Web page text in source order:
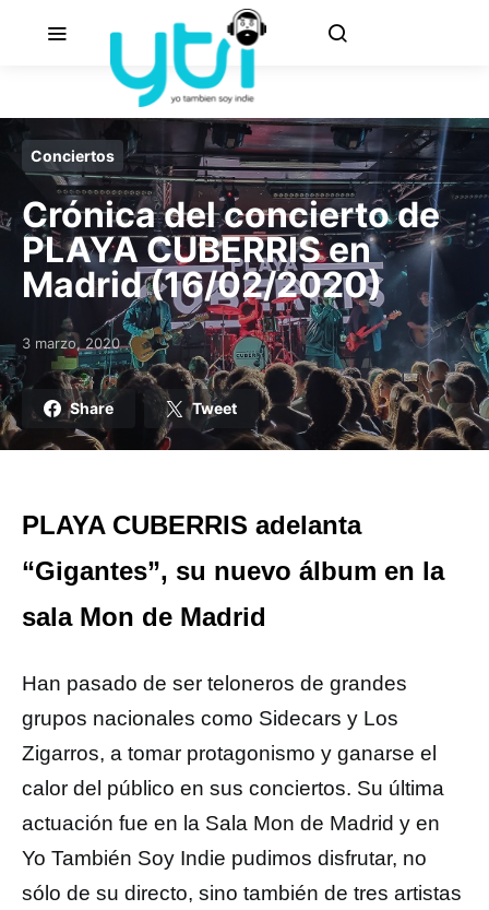
Conciertos
Crónica del concierto de
PLAYA CUBERRIS en
Madrid (16/02/2020)
Posted on
3 marzo, 2020
Share Tweet
PLAYA CUBERRIS adelanta
“Gigantes”, su nuevo álbum en la
sala Mon de Madrid
Han pasado de ser teloneros de grandes
grupos nacionales como Sidecars y Los
Zigarros, a tomar protagonismo y ganarse el
calor del público en sus conciertos. Su última
actuación fue en la Sala Mon de Madrid y en
Yo También Soy Indie pudimos disfrutar, no
sólo de su directo, sino también de tres artistas